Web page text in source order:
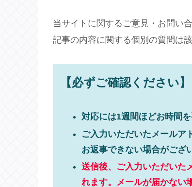
当サイトに関するご意見・お問い
記事の内容に関する個別の質問は
【必ずご確認ください】
対応には1週間ほどお時間
ご入力いただいたメールア
お返事できない場合がござ
送信後、ご入力いただいた
れます。メールが届かない